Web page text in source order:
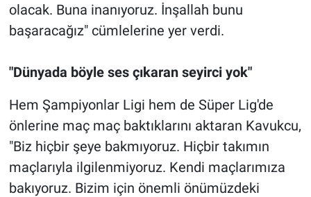
olacak. Buna inanıyoruz. İnşallah bunu
başaracağız" cümlelerine yer verdi.
"Dünyada böyle ses çıkaran seyirci yok"
Hem Şampiyonlar Ligi hem de Süper Lig'de
önlerine maç maç baktıklarını aktaran Kavukcu,
"Biz hiçbir şeye bakmıyoruz. Hiçbir takımın
maçlarıyla ilgilenmiyoruz. Kendi maçlarımıza
bakıyoruz. Bizim için önemli önümüzdeki